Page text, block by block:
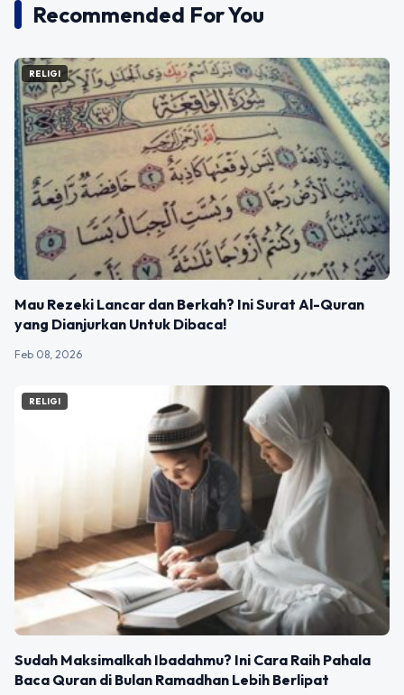
Recommended For You
RELIGI
Mau Rezeki Lancar dan Berkah? Ini Surat Al-Quran
yang Dianjurkan Untuk Dibaca!
Feb 08, 2026
RELIGI
Sudah Maksimalkah Ibadahmu? Ini Cara Raih Pahala
Baca Quran di Bulan Ramadhan Lebih Berlipat